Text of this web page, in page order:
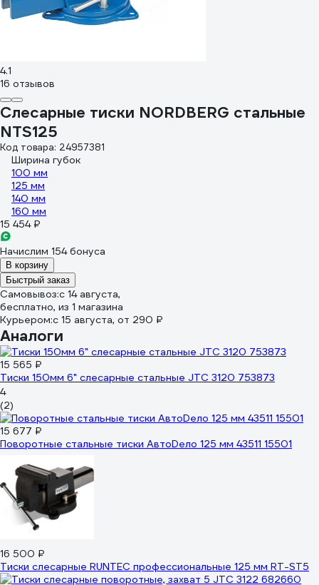
4.1
16 отзывов
Слесарные тиски NORDBERG стальные
NTS125
Код товара: 24957381
Ширина губок
100 мм
125 мм
140 мм
160 мм
15 454 ₽
Начислим 154 бонуса
В корзину
Быстрый заказ
Самовывоз:c 14 августа,
бесплатно, из 1 магазина
Курьером:c 15 августа, от 290 ₽
Аналоги
15 565 ₽
Тиски 150мм 6" слесарные стальные JTC 3120 753873
4
(2)
15 677 ₽
Поворотные стальные тиски АвтоDело 125 мм 43511 15501
16 500 ₽
Тиски слесарные RUNTEC профессиональные 125 мм RT-ST5